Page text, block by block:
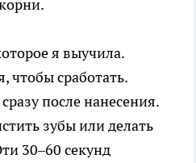
я выучила.
чтобы сработать.
после нанесения.
зубы или делать
30–60 секунд